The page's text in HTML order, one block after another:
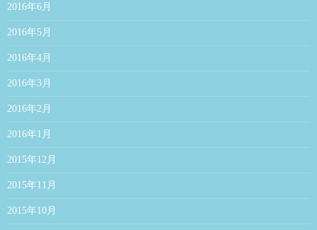
2016年6月
2016年5月
2016年4月
2016年3月
2016年2月
2016年1月
2015年12月
2015年11月
2015年10月